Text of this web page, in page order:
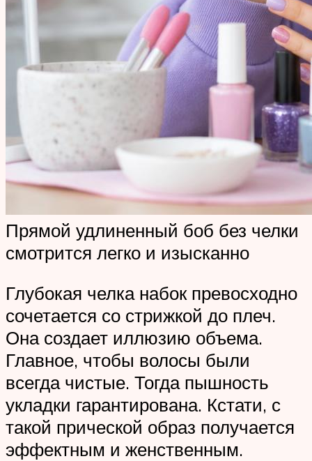
Прямой удлиненный боб без челки
смотрится легко и изысканно
Глубокая челка набок превосходно
сочетается со стрижкой до плеч.
Она создает иллюзию объема.
Главное, чтобы волосы были
всегда чистые. Тогда пышность
укладки гарантирована. Кстати, с
такой прической образ получается
эффектным и женственным.